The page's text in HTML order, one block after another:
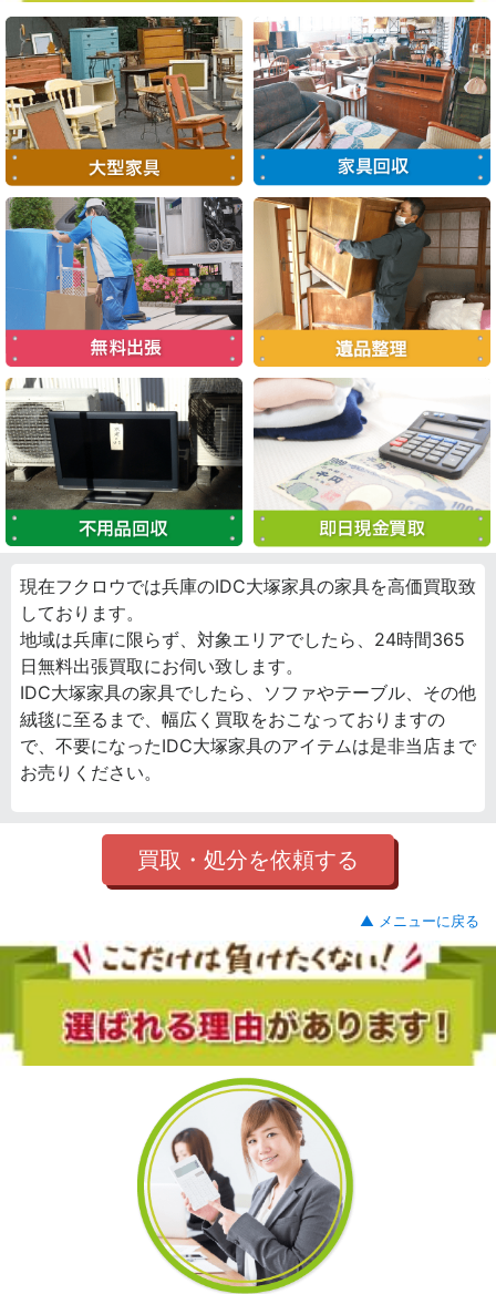
現在フクロウでは兵庫のIDC大塚家具の家具を高価買取致
しております。
地域は兵庫に限らず、対象エリアでしたら、24時間365
日無料出張買取にお伺い致します。
IDC大塚家具の家具でしたら、ソファやテーブル、その他
絨毯に至るまで、幅広く買取をおこなっておりますの
で、不要になったIDC大塚家具のアイテムは是非当店まで
お売りください。
買取・処分を依頼する
▲ メニューに戻る